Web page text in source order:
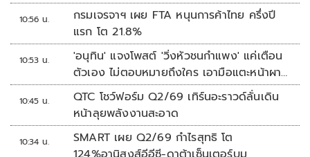
10:56 น.
กรมเจรจาฯ เผย FTA หนุนการค้าไทย ครึ่งปี
แรก โต 21.8%
10:53 น.
'อนุทิน' แจงโพสต์ 'วิ่งหัวชนกำแพง' แค่เตือน
ตัวเอง ไม่ตอบหมายถึงใคร เอามือแตะหน้าผา
กบอก 'หัวโน'
10:45 น.
QTC โชว์ฟอร์ม Q2/69 เทิร์นอะราวด์ลั่นเดิน
หน้าลุยพลังงานสะอาด
10:34 น.
SMART เผย Q2/69 กำไรสุทธิ โต